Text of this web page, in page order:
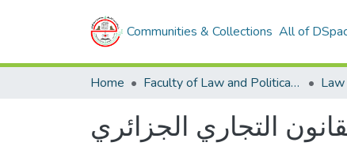
Communities & Collections All of
Home Faculty of Law and Political Sciences
التجاري الجزائري